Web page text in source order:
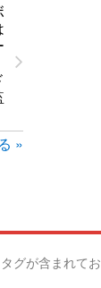
»
グが含まれて